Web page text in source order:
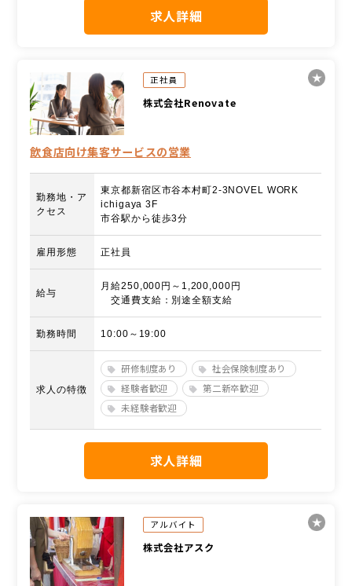
求人詳細
正社員
株式会社Renovate
飲食店向け集客サービスの営業
勤務地・ア
クセス
東京都新宿区市谷本村町2-3NOVEL WORK
ichigaya 3F
市谷駅から徒歩3分
雇用形態 正社員
給与
月給250,000円～1,200,000円
交通費支給：別途全額支給
勤務時間 10:00～19:00
求人の特徴
研修制度あり
社会保険制度あり
経験者歓迎
第二新卒歓迎
未経験者歓迎
求人詳細
アルバイト
株式会社アスク